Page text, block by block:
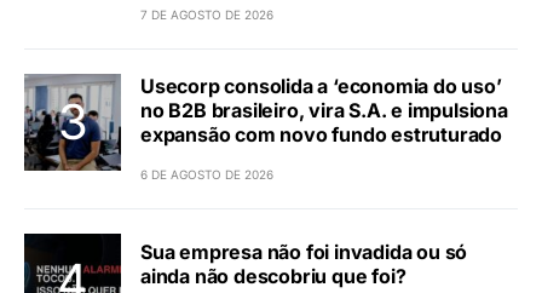
7 DE AGOSTO DE 2026
Usecorp consolida a ‘economia do uso’
no B2B brasileiro, vira S.A. e impulsiona
expansão com novo fundo estruturado
6 DE AGOSTO DE 2026
Sua empresa não foi invadida ou só
ainda não descobriu que foi?